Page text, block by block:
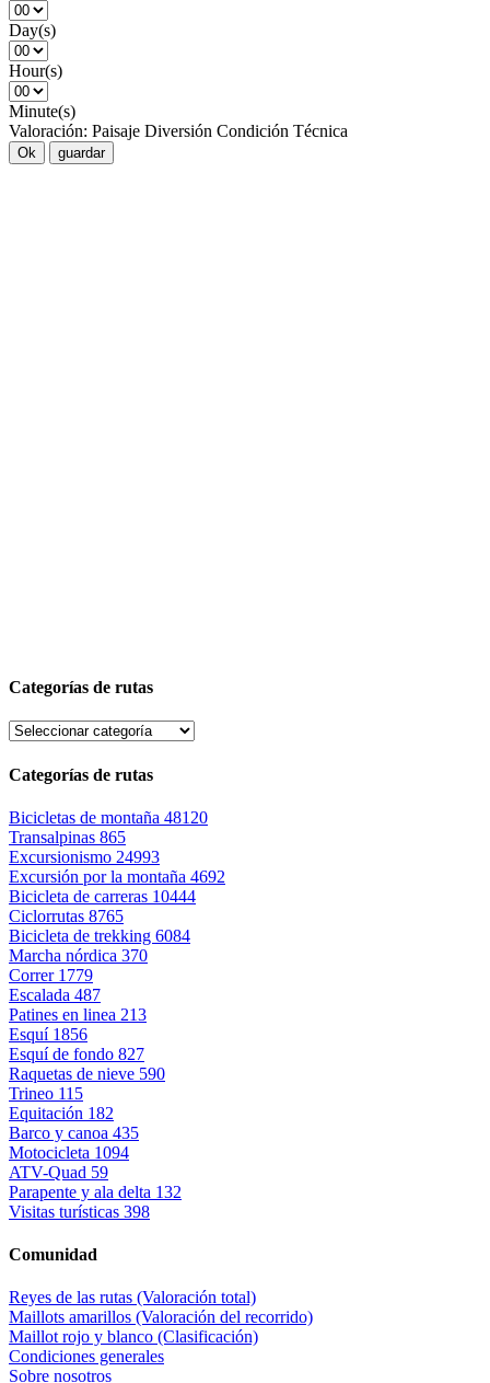
Day(s)
Hour(s)
Minute(s)
Valoración: Paisaje Diversión Condición Técnica
Ok guardar
Categorías de rutas
Categorías de rutas
Bicicletas de montaña 48120
Transalpinas 865
Excursionismo 24993
Excursión por la montaña 4692
Bicicleta de carreras 10444
Ciclorrutas 8765
Bicicleta de trekking 6084
Marcha nórdica 370
Correr 1779
Escalada 487
Patines en linea 213
Esquí 1856
Esquí de fondo 827
Raquetas de nieve 590
Trineo 115
Equitación 182
Barco y canoa 435
Motocicleta 1094
ATV-Quad 59
Parapente y ala delta 132
Visitas turísticas 398
Comunidad
Reyes de las rutas (Valoración total)
Maillots amarillos (Valoración del recorrido)
Maillot rojo y blanco (Clasificación)
Condiciones generales
Sobre nosotros